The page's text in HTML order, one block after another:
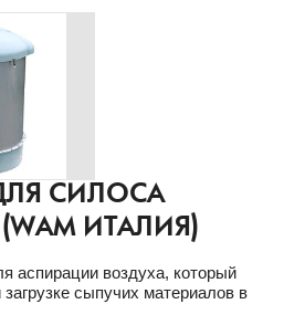
СИЛОСА
ИТАЛИЯ)
аспирации воздуха, который
сыпучих материалов в